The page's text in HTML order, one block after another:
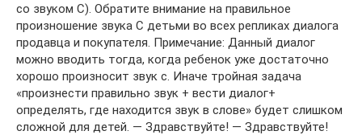
со звуком С). Обратите внимание на правильное
произношение звука С детьми во всех репликах диалога
продавца и покупателя. Примечание: Данный диалог
можно вводить тогда, когда ребенок уже достаточно
хорошо произносит звук с. Иначе тройная задача
«произнести правильно звук + вести диалог+
определять, где находится звук в слове» будет слишком
сложной для детей. — Здравствуйте! — Здравствуйте!